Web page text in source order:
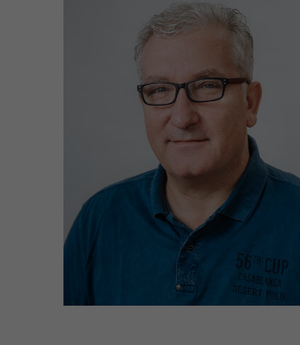
Einsatzgebiete: Lütten Klein &
Evershagen
lyra@wgmarienehe.de